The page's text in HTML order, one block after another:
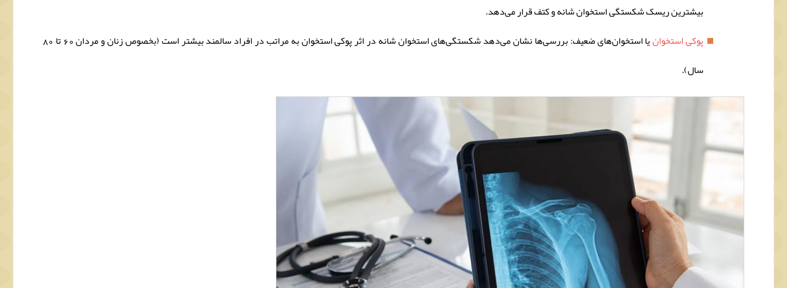
بیشترین ریسک شکستگی استخوان شانه و کتف قرار می‌دهد.
پوکی استخوان
یا استخوان‌های ضعیف: بررسی‌ها نشان می‌دهد شکستگی‌های استخوان شانه در اثر پوکی استخوان به مراتب در افراد سالمند بیشتر است (بخصوص زنان و مردان 60 تا 80
سال).